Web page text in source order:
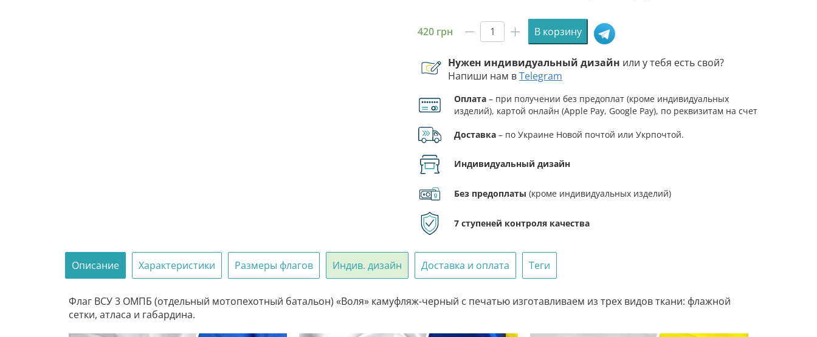
420 грн
Количество
Флаг
ВСУ
ОМПБ
(отдельный
мотопехотный
батальон)
камуфляж-
В корзину
Нужен индивидуальный дизайн или у тебя есть свой?
Напиши нам вTelegram
Оплата – при получении без предоплат (кроме индивидуальных
изделий), картой онлайн (Apple Pay, Google Pay), по реквизитам на счет
Доставка – по Украине Новой почтой или Укрпочтой.
Индивидуальный дизайн
Без предоплаты (кроме индивидуальных изделий)
7 ступеней контроля качества
Описание Характеристики Размеры флагов Индив. дизайн Доставка и оплата Теги
Флаг ВСУ 3 ОМПБ (отдельный мотопехотный батальон) «Воля» камуфляж-черный с печатью изготавливаем из трех видов ткани: флажной
сетки, атласа и габардина.